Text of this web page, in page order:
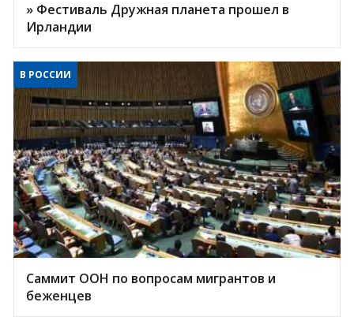
» Фестиваль Дружная планета прошел в
Ирландии
В РОССИИ
Саммит ООН по вопросам мигрантов и
беженцев